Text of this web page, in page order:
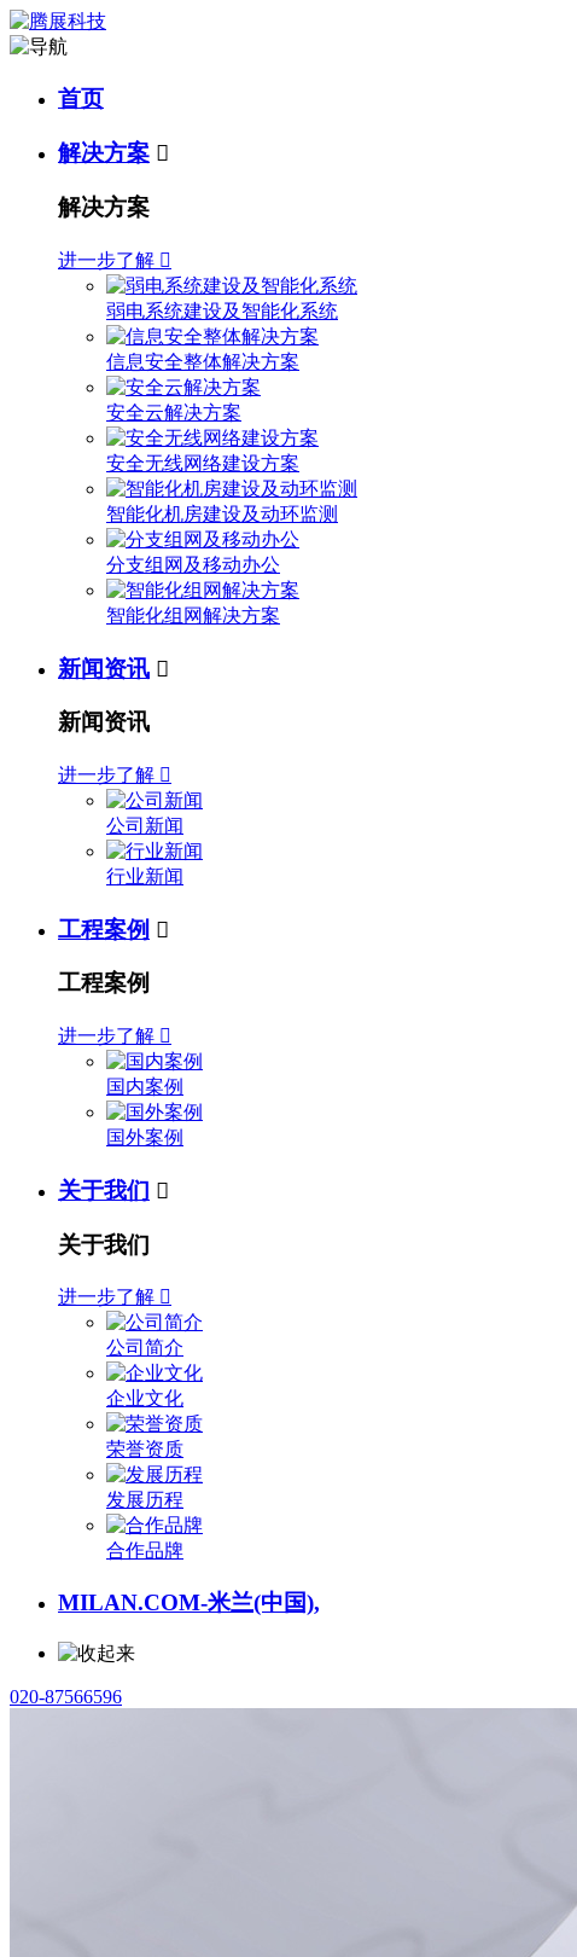
首页
解决方案 
解决方案
进一步了解 
弱电系统建设及智能化系统
信息安全整体解决方案
安全云解决方案
安全无线网络建设方案
智能化机房建设及动环监测
分支组网及移动办公
智能化组网解决方案
新闻资讯 
新闻资讯
进一步了解 
公司新闻
行业新闻
工程案例 
工程案例
进一步了解 
国内案例
国外案例
关于我们 
关于我们
进一步了解 
公司简介
企业文化
荣誉资质
发展历程
合作品牌
MILAN.COM-米兰(中国),
020-87566596